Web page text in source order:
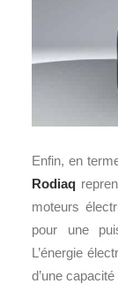
Enfin, en
Rodiaq
moteurs
pour une
L’énergie
d’une